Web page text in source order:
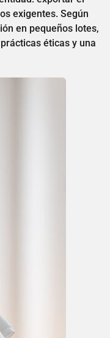
exigentes. Según
en pequeños lotes,
éticas y una